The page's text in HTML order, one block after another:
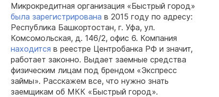
Микрокредитная организация «Быстрый город»
была зарегистрирована в 2015 году по адресу:
Республика Башкортостан, г. Уфа, ул.
Комсомольская, д. 146/2, офис 6. Компания
находится в реестре Центробанка РФ и значит,
работает законно. Выдает заемные средства
физическим лицам под брендом «Экспресс
займы». Расскажем все, что нужно знать
заемщикам об МКК «Быстрый город».